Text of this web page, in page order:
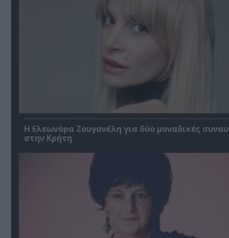
Η Ελεωνόρα Ζουγανέλη για δύο μοναδικές
στην Κρήτη